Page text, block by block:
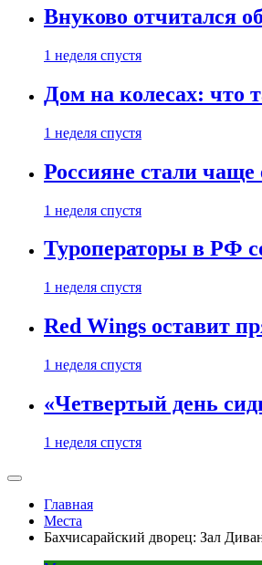
Внуково отчитался
1 неделя спустя
Дом на колесах: что
1 неделя спустя
Россияне стали чаще
1 неделя спустя
Туроператоры в РФ
1 неделя спустя
Red Wings оставит
1 неделя спустя
«Четвертый день
1 неделя спустя
Главная
Места
Бахчисарайский дворец: Зал